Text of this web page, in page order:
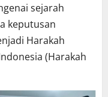
sejarah
keputusan
Harakah
(Harakah